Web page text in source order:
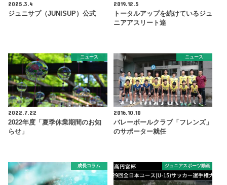
2025.3.4
ジュニサプ（JUNISUP）公式
2019.12.5
トータルアップを続けているジュ
ニアアスリート達
ニュース
2022.7.22
2022年度「夏季休業期間のお知
らせ」
ニュース
2016.10.10
バレーボールクラブ「フレンズ」
のサポーター就任
成長コラム ジュニアスポーツ動画